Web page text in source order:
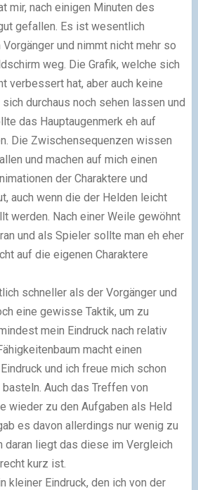
mir, nach einigen Minuten des
gefallen. Es ist wesentlich
und nimmt nicht mehr so
weg. Die Grafik, welche sich
verbessert hat, aber auch keine
durchaus noch sehen lassen und
das Hauptaugenmerk eh auf
Die Zwischensequenzen wissen
und machen auf mich einen
der Charaktere und
auch wenn die der Helden leicht
werden. Nach einer Weile gewöhnt
und als Spieler sollte man eh eher
auf die eigenen Charaktere
schneller als der Vorgänger und
eine gewisse Taktik, um zu
mein Eindruck nach relativ
macht einen
und ich freue mich schon
Auch das Treffen von
wieder zu den Aufgaben als Held
es davon allerdings nur wenig zu
daran liegt das diese im Vergleich
kurz ist.
kleiner Eindruck, den ich von der